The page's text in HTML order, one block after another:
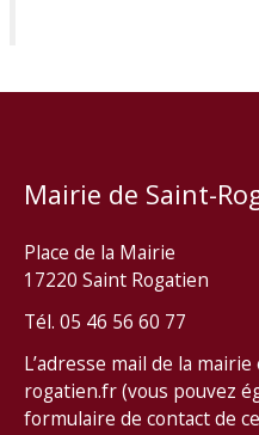
Mairie de Saint-
Place de la Mairie
17220 Saint Rogatien
Tél. 05 46 56 60 77
L’adresse mail de la
rogatien.fr (vous pouvez
formulaire de contact de